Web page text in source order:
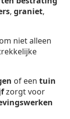
, graniet,
niet alleen
of een tuin
zorgt voor